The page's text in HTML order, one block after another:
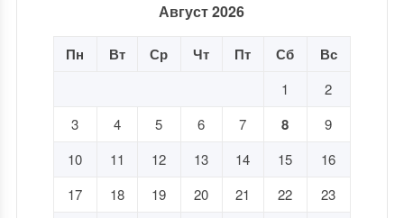
Август 2026
Пн Вт Ср Чт Пт Сб Вс
1
2
3
4 5 6 7 8
9
10
11 12 13 14 15
16
17
18 19 20 21 22
23